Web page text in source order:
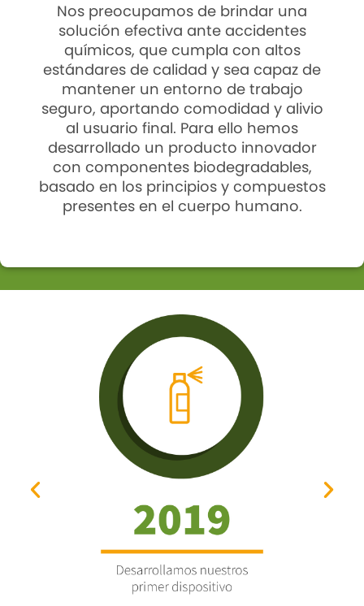
Nos preocupamos de brindar una
solución efectiva ante accidentes
químicos, que cumpla con altos
estándares de calidad y sea capaz de
mantener un entorno de trabajo
seguro, aportando comodidad y alivio
al usuario final. Para ello hemos
desarrollado un producto innovador
con componentes biodegradables,
basado en los principios y compuestos
presentes en el cuerpo humano.